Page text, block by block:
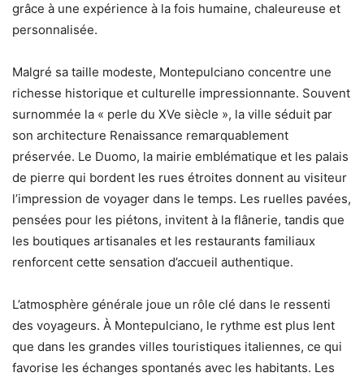
grâce à une expérience à la fois humaine, chaleureuse et
personnalisée.
Malgré sa taille modeste, Montepulciano concentre une
richesse historique et culturelle impressionnante. Souvent
surnommée la « perle du XVe siècle », la ville séduit par
son architecture Renaissance remarquablement
préservée. Le Duomo, la mairie emblématique et les palais
de pierre qui bordent les rues étroites donnent au visiteur
l’impression de voyager dans le temps. Les ruelles pavées,
pensées pour les piétons, invitent à la flânerie, tandis que
les boutiques artisanales et les restaurants familiaux
renforcent cette sensation d’accueil authentique.
L’atmosphère générale joue un rôle clé dans le ressenti
des voyageurs. À Montepulciano, le rythme est plus lent
que dans les grandes villes touristiques italiennes, ce qui
favorise les échanges spontanés avec les habitants. Les